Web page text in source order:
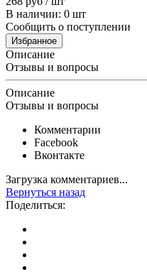
В наличии: 0 шт
Сообщить о поступлении
Избранное
Описание
Отзывы и вопросы
Описание
Отзывы и вопросы
Комментарии
Facebook
Вконтакте
Загрузка комментариев...
Вернуться назад
Поделиться: